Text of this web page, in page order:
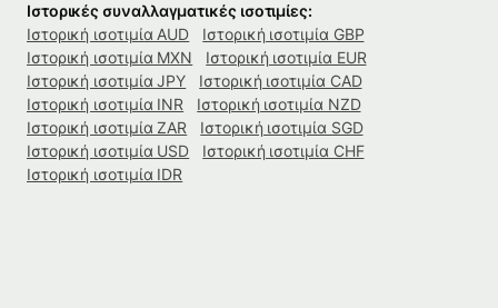
Ιστορικές συναλλαγματικές ισοτιμίες:
Ιστορική ισοτιμία AUD
Ιστορική ισοτιμία GBP
Ιστορική ισοτιμία MXN
Ιστορική ισοτιμία EUR
Ιστορική ισοτιμία JPY
Ιστορική ισοτιμία CAD
Ιστορική ισοτιμία INR
Ιστορική ισοτιμία NZD
Ιστορική ισοτιμία ZAR
Ιστορική ισοτιμία SGD
Ιστορική ισοτιμία USD
Ιστορική ισοτιμία CHF
Ιστορική ισοτιμία IDR